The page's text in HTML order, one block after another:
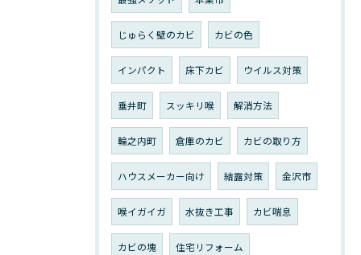
じゅらく壁のカビ カビの色
インパクト 床下カビ ウイルス対策
垂井町 スッキリ喉 解消方法
輪之内町 倉庫のカビ カビの取り方
ハウスメーカー向け 結露対策 金沢市
喉イガイガ 水抜き工事 カビ喘息
カビの塊 住宅リフォーム